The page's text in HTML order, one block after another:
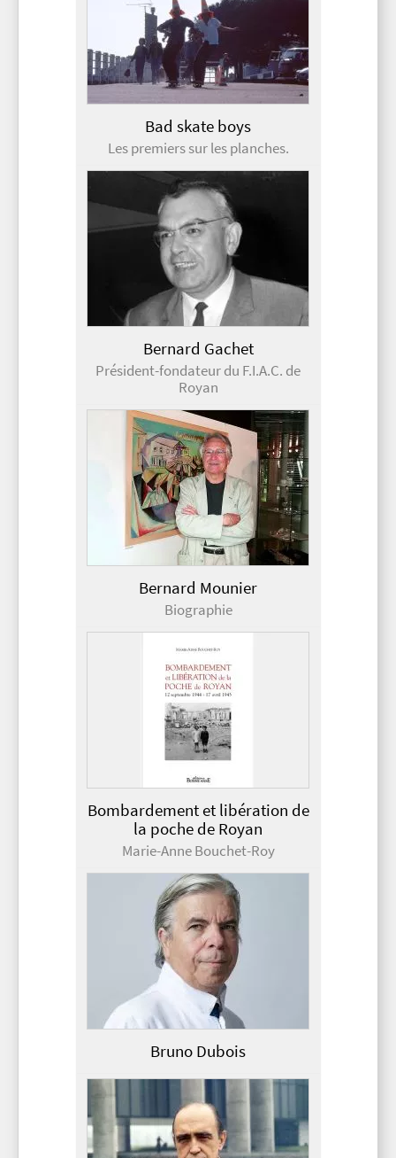
Bad skate boys
Les premiers sur les planches.
Bernard Gachet
Président-fondateur du F.I.A.C. de
Royan
Bernard Mounier
Biographie
Bombardement et libération de
la poche de Royan
Marie-Anne Bouchet-Roy
Bruno Dubois